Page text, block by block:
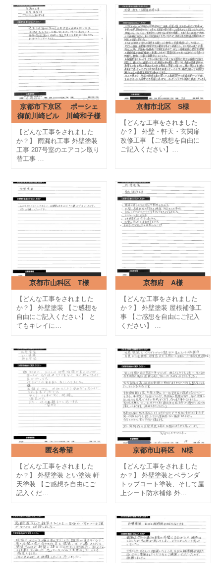
京都市下京区 ポーシェ
御前川崎ビル 川崎和子様
【どんな工事をされました
か？】 雨漏れ工事 外壁塗装
工事 207号室のエアコン取り
替工事 …
京都市北区 S様
【どんな工事をされました
か？】 外壁・軒天・玄関扉
改修工事 【ご感想を自由に
ご記入ください】…
京都市山科区 T様
【どんな工事をされました
か？】 外壁塗装 【ご感想を
自由にご記入ください】 と
てもキレイに…
京都府 A様
【どんな工事をされました
か？】 外壁塗装 屋根補修工
事 【ご感想を自由にご記入
ください】 …
匿名希望
【どんな工事をされました
か？】 外壁塗装 とい塗装 軒
天塗装 【ご感想を自由にご
記入くだ…
京都市山科区 N様
【どんな工事をされました
か？】 外壁塗装とベランダ
トップコート塗装、そして屋
上シート防水補修 外…